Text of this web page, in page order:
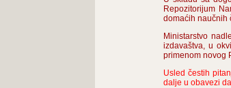
Repozitorijum
domaćih naučnih
Ministarstvo
izdavaštva, u
primenom novog
Usled čestih
dalje u obavezi